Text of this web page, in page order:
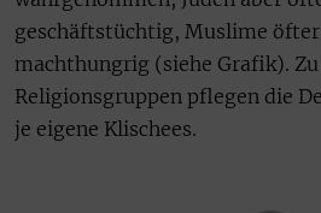
geschäftstüchtig, Muslime
machthungrig (siehe Grafik).
Religionsgruppen pflegen die
je eigene Klischees.